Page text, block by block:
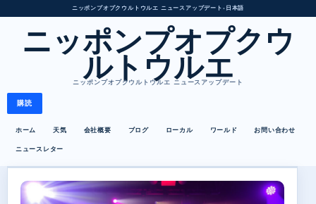
ニッポンプオプクウルトウルエ ニュースアップデート • 日本語
ニッポンプオプクウ
ルトウルエ
ニッポンプオプクウルトウルエ ニュースアップデート
購読
ホーム 天気 会社概要 ブログ ローカル ワールド お問い合わせ
ニュースレター